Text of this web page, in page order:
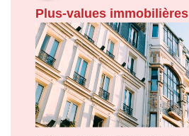
Plus-values immobilières